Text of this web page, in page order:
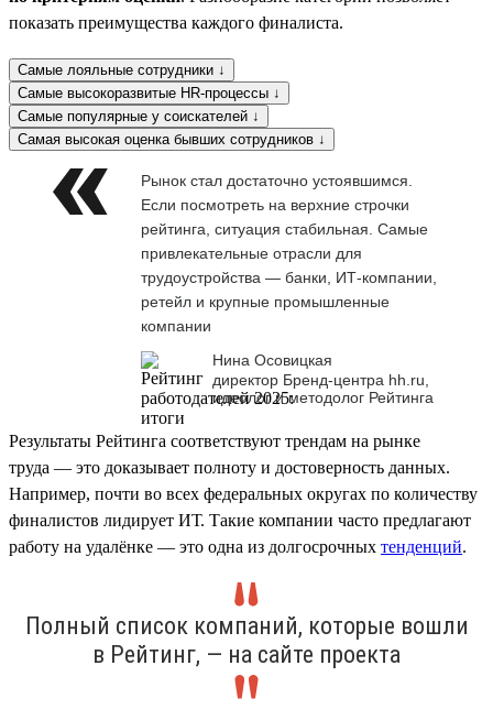
показать преимущества каждого финалиста.
Самые лояльные сотрудники ↓
Самые высокоразвитые HR-процессы ↓
Самые популярные у соискателей ↓
Самая высокая оценка бывших сотрудников ↓
Рынок стал достаточно устоявшимся.
Если посмотреть на верхние строчки
рейтинга, ситуация стабильная. Самые
привлекательные отрасли для
трудоустройства — банки, ИТ-компании,
ретейл и крупные промышленные
компании
Нина Осовицкая
директор Бренд-центра hh.ru,
идеолог и методолог Рейтинга
Результаты Рейтинга соответствуют трендам на рынке
труда — это доказывает полноту и достоверность данных.
Например, почти во всех федеральных округах по количеству
финалистов лидирует ИТ. Такие компании часто предлагают
работу на удалёнке — это одна из долгосрочных тенденций.
Полный список компаний, которые вошли
в Рейтинг, — на сайте проекта